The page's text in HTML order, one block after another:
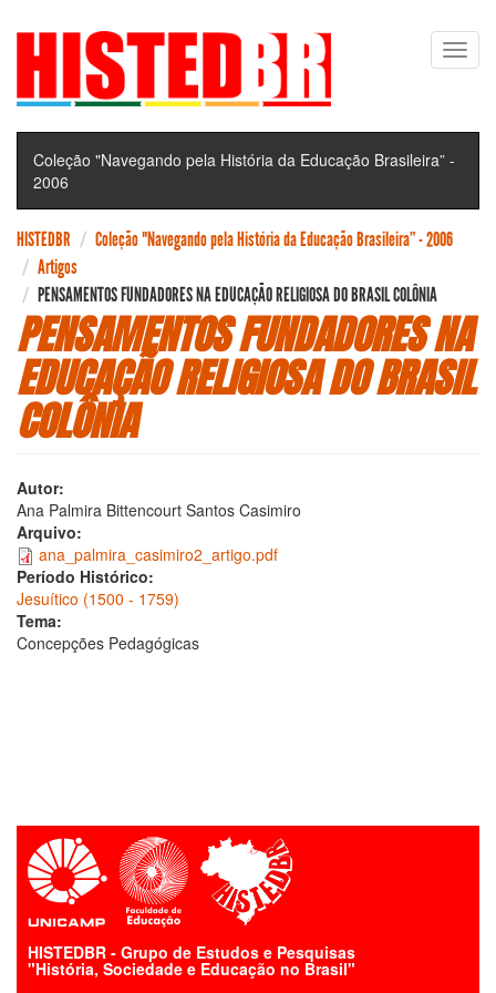
Pular
conteúdo
Coleção "Navegando pela História da Educação Brasileira” -
2006
HISTEDBR
Coleção "Navegando pela História da Educação Brasileira” - 2006
Artigos
PENSAMENTOS FUNDADORES NA EDUCAÇÃO RELIGIOSA DO BRASIL COLÔNIA
PENSAMENTOS FUNDADORES NA
EDUCAÇÃO RELIGIOSA DO BRASIL
COLÔNIA
Autor:
Ana Palmira Bittencourt Santos Casimiro
Arquivo:
ana_palmira_casimiro2_artigo.pdf
Período Histórico:
Jesuítico (1500 - 1759)
Tema:
Concepções Pedagógicas
HISTEDBR - Grupo de Estudos e Pesquisas
"História, Sociedade e Educação no Brasil"